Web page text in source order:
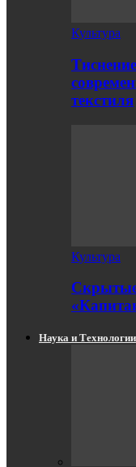
Культура
текстиля
Культура
Наука и Технологии